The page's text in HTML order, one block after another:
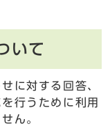
いて
に対する回答、
行うために利用
ん。